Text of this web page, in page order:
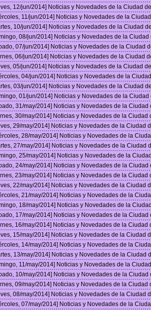
12/jun/2014] Noticias y Novedades de la Ciudad
11/jun/2014] Noticias y Novedades de la
10/jun/2014] Noticias y Novedades de la Ciudad
08/jun/2014] Noticias y Novedades de la
07/jun/2014] Noticias y Novedades de la Ciudad
06/jun/2014] Noticias y Novedades de la Ciudad
05/jun/2014] Noticias y Novedades de la Ciudad
04/jun/2014] Noticias y Novedades de la
03/jun/2014] Noticias y Novedades de la Ciudad
01/jun/2014] Noticias y Novedades de la
31/may/2014] Noticias y Novedades de la
30/may/2014] Noticias y Novedades de la
29/may/2014] Noticias y Novedades de la Ciudad
28/may/2014] Noticias y Novedades de la
27/may/2014] Noticias y Novedades de la Ciudad
25/may/2014] Noticias y Novedades de la
24/may/2014] Noticias y Novedades de la
23/may/2014] Noticias y Novedades de la
22/may/2014] Noticias y Novedades de la Ciudad
21/may/2014] Noticias y Novedades de la
18/may/2014] Noticias y Novedades de la
17/may/2014] Noticias y Novedades de la
16/may/2014] Noticias y Novedades de la
15/may/2014] Noticias y Novedades de la Ciudad
14/may/2014] Noticias y Novedades de la
13/may/2014] Noticias y Novedades de la Ciudad
11/may/2014] Noticias y Novedades de la
10/may/2014] Noticias y Novedades de la
09/may/2014] Noticias y Novedades de la
08/may/2014] Noticias y Novedades de la Ciudad
07/may/2014] Noticias y Novedades de la